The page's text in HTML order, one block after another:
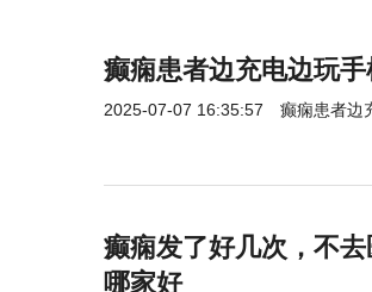
癫痫患者边充电边玩
2025-07-07 16:35:57 癫痫患者边
癫痫发了好几次，不
哪家好